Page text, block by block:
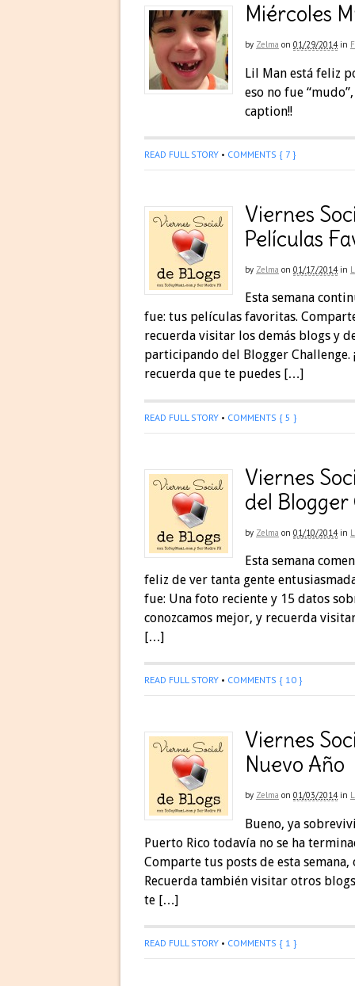
Miércoles
by Zelma on 01/29/2014 in
Lil Man está feliz
eso no fue
caption!!
READ FULL STORY • COMMENTS { 7 }
Viernes
Películas
by Zelma on 01/17/2014 in
Esta semana
fue: tus películas favoritas.
recuerda visitar los demás blogs y
participando del Blogger
recuerda que te puedes […]
READ FULL STORY • COMMENTS { 5 }
Viernes
del Blogger
by Zelma on 01/10/2014 in
Esta semana
feliz de ver tanta gente
fue: Una foto reciente y 15 datos
conozcamos mejor, y recuerda
[…]
READ FULL STORY • COMMENTS { 10 }
Viernes
Nuevo Año
by Zelma on 01/03/2014 in
Bueno, ya
Puerto Rico todavía no se ha
Comparte tus posts de esta
Recuerda también visitar otros
te […]
READ FULL STORY • COMMENTS { 1 }